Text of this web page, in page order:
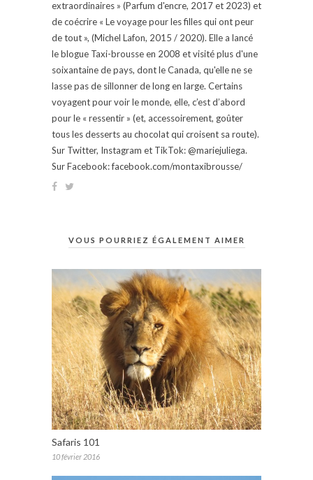
extraordinaires » (Parfum d'encre, 2017 et 2023) et
de coécrire « Le voyage pour les filles qui ont peur
de tout », (Michel Lafon, 2015 / 2020). Elle a lancé
le blogue Taxi-brousse en 2008 et visité plus d'une
soixantaine de pays, dont le Canada, qu'elle ne se
lasse pas de sillonner de long en large. Certains
voyagent pour voir le monde, elle, c’est d’abord
pour le « ressentir » (et, accessoirement, goûter
tous les desserts au chocolat qui croisent sa route).
Sur Twitter, Instagram et TikTok: @mariejuliega.
Sur Facebook: facebook.com/montaxibrousse/
VOUS POURRIEZ ÉGALEMENT AIMER
Safaris 101
10 février 2016